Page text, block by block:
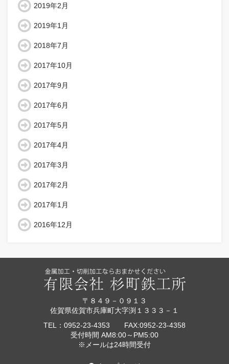
2019年2月
2019年1月
2018年7月
2017年10月
2017年9月
2017年6月
2017年5月
2017年4月
2017年3月
2017年2月
2017年1月
2016年12月
〒８４９－０９１３
佐賀県佐賀市兵庫町大字渕１３３３－１
TEL：0952-23-4353 FAX:0952-23-4358
受付時間 AM8:00～PM5:00
※メールは24時間受付